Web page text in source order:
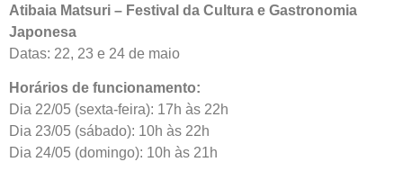
Atibaia Matsuri – Festival da Cultura e Gastronomia
Japonesa
Datas: 22, 23 e 24 de maio
Horários de funcionamento:
Dia 22/05 (sexta-feira): 17h às 22h
Dia 23/05 (sábado): 10h às 22h
Dia 24/05 (domingo): 10h às 21h